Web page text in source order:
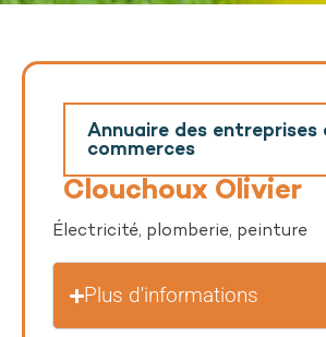
Clouchoux Olivier
Annuaire des entreprises
commerces
Électricité, plomberie, peinture
Plus d'informations